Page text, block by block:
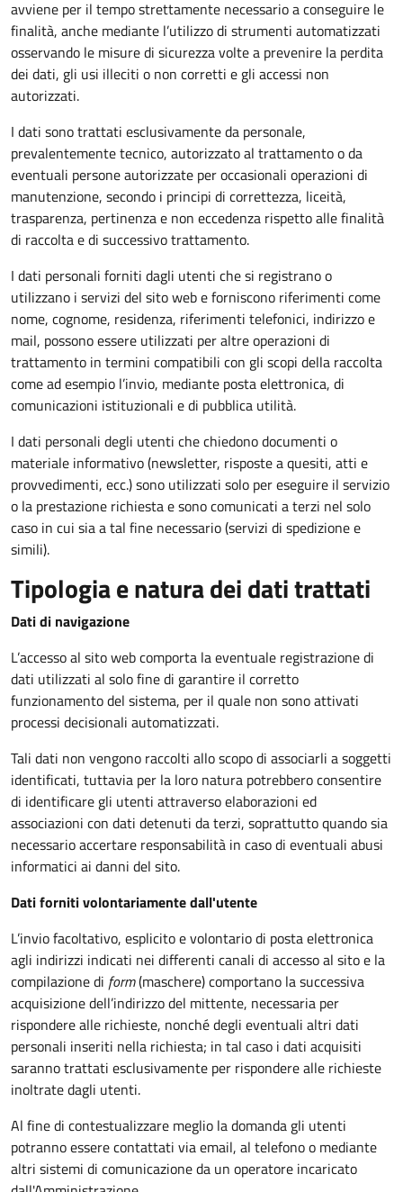
avviene per il tempo strettamente necessario a conseguire le
finalità, anche mediante l’utilizzo di strumenti automatizzati
osservando le misure di sicurezza volte a prevenire la perdita
dei dati, gli usi illeciti o non corretti e gli accessi non
autorizzati.
I dati sono trattati esclusivamente da personale,
prevalentemente tecnico, autorizzato al trattamento o da
eventuali persone autorizzate per occasionali operazioni di
manutenzione, secondo i principi di correttezza, liceità,
trasparenza, pertinenza e non eccedenza rispetto alle finalità
di raccolta e di successivo trattamento.
I dati personali forniti dagli utenti che si registrano o
utilizzano i servizi del sito web e forniscono riferimenti come
nome, cognome, residenza, riferimenti telefonici, indirizzo e
mail, possono essere utilizzati per altre operazioni di
trattamento in termini compatibili con gli scopi della raccolta
come ad esempio l’invio, mediante posta elettronica, di
comunicazioni istituzionali e di pubblica utilità.
I dati personali degli utenti che chiedono documenti o
materiale informativo (newsletter, risposte a quesiti, atti e
provvedimenti, ecc.) sono utilizzati solo per eseguire il servizio
o la prestazione richiesta e sono comunicati a terzi nel solo
caso in cui sia a tal fine necessario (servizi di spedizione e
simili).
Tipologia e natura dei dati trattati
Dati di navigazione
L’accesso al sito web comporta la eventuale registrazione di
dati utilizzati al solo fine di garantire il corretto
funzionamento del sistema, per il quale non sono attivati
processi decisionali automatizzati.
Tali dati non vengono raccolti allo scopo di associarli a soggetti
identificati, tuttavia per la loro natura potrebbero consentire
di identificare gli utenti attraverso elaborazioni ed
associazioni con dati detenuti da terzi, soprattutto quando sia
necessario accertare responsabilità in caso di eventuali abusi
informatici ai danni del sito.
Dati forniti volontariamente dall'utente
L’invio facoltativo, esplicito e volontario di posta elettronica
agli indirizzi indicati nei differenti canali di accesso al sito e la
compilazione di form(maschere) comportano la successiva
acquisizione dell’indirizzo del mittente, necessaria per
rispondere alle richieste, nonché degli eventuali altri dati
personali inseriti nella richiesta; in tal caso i dati acquisiti
saranno trattati esclusivamente per rispondere alle richieste
inoltrate dagli utenti.
Al fine di contestualizzare meglio la domanda gli utenti
potranno essere contattati via email, al telefono o mediante
altri sistemi di comunicazione da un operatore incaricato